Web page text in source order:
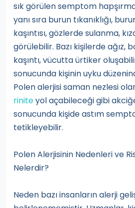
sık görülen semptom
yanı sıra burun tıkanıklığı,
kaşıntısı, gözlerde sulanma,
görülebilir. Bazı kişilerde ağız,
kaşıntı, vücutta ürtiker
sonucunda kişinin uyku
Polen alerjisi saman nezlesi
riniteyol açabileceği gibi
sonucunda kişide astım
tetikleyebilir.
Polen Alerjisinin Nedenleri ve
Nelerdir?
Neden bazı insanların alerji